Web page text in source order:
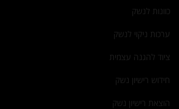
כוונות לנשק
ערכות ניקוי לנשק
ציוד להגנה עצמית
חידוש רישיון נשק
הוצאת רישיון נשק